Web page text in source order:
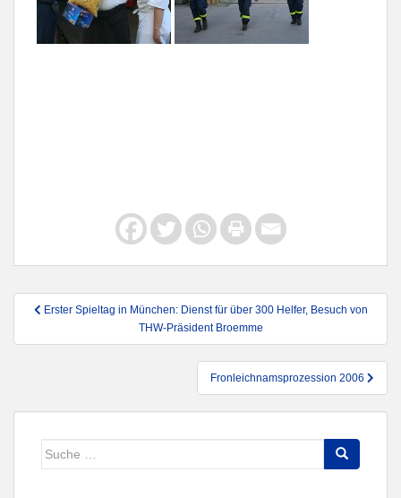
Beitragsnavigation
Erster Spieltag in München: Dienst für über 300 Helfer, Besuch von
THW-Präsident Broemme
Fronleichnamsprozession 2006
Suche